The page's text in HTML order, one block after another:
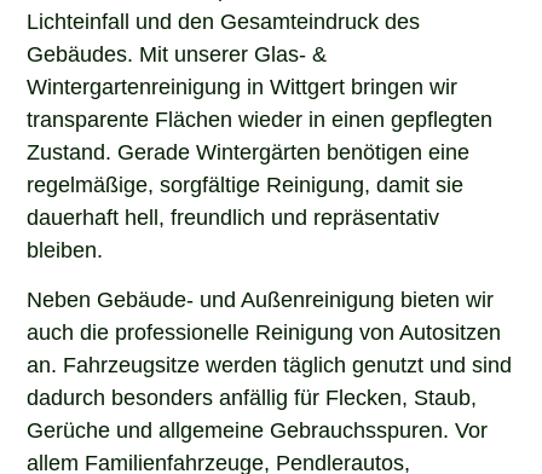
Lichteinfall und den Gesamteindruck des
Gebäudes. Mit unserer Glas- &
Wintergartenreinigung in Wittgert bringen wir
transparente Flächen wieder in einen gepflegten
Zustand. Gerade Wintergärten benötigen eine
regelmäßige, sorgfältige Reinigung, damit sie
dauerhaft hell, freundlich und repräsentativ
bleiben.
Neben Gebäude- und Außenreinigung bieten wir
auch die professionelle Reinigung von Autositzen
an. Fahrzeugsitze werden täglich genutzt und sind
dadurch besonders anfällig für Flecken, Staub,
Gerüche und allgemeine Gebrauchsspuren. Vor
allem Familienfahrzeuge, Pendlerautos,